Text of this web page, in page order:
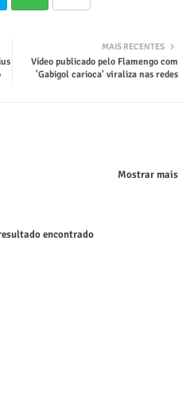
tsap
MAIS RECENTES
Vídeo publicado pelo Flamengo com
'Gabigol carioca' viraliza nas redes
Mostrar mais
encontrado